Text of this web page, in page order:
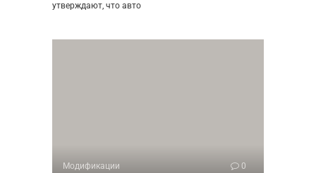
утверждают, что авто
Модификации 0